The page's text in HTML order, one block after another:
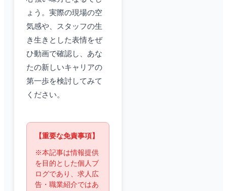
ょう。実際の現場の空
気感や、スタッフの生
き生きとした表情をぜ
ひ動画で確認し、あな
たの新しいキャリアの
第一歩を検討してみて
ください。
【重要な免責事項】
※本記事は情報提供
を目的とした個人ブ
ログであり、求人広
告・職業紹介ではあ